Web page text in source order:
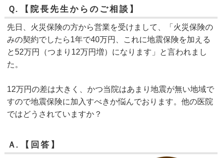
Ｑ. 【院長先生からのご相談】
先日、火災保険の方から営業を受けまして、「火災保険の
みの契約でしたら1年で40万円、これに地震保険を加える
と52万円（つまり12万円増）になります」と言われまし
た。
12万円の差は大きく、かつ当院はあまり地震が無い地域で
すので地震保険に加入すべきか悩んでおります。他の医院
ではどうされていますか？
Ａ. 【回答】